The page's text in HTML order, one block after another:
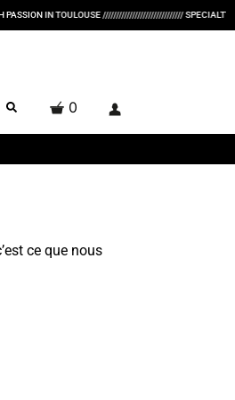
////////////////////////////// SPECIALTY COFFEE +
0
ce que nous